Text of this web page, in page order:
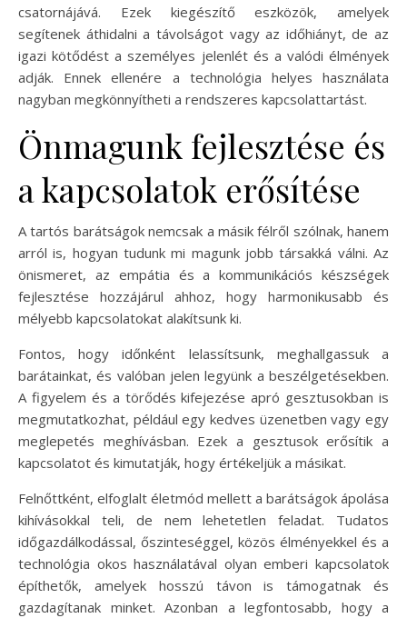
csatornájává. Ezek kiegészítő eszközök, amelyek
segítenek áthidalni a távolságot vagy az időhiányt, de az
igazi kötődést a személyes jelenlét és a valódi élmények
adják. Ennek ellenére a technológia helyes használata
nagyban megkönnyítheti a rendszeres kapcsolattartást.
Önmagunk fejlesztése és
a kapcsolatok erősítése
A tartós barátságok nemcsak a másik félről szólnak, hanem
arról is, hogyan tudunk mi magunk jobb társakká válni. Az
önismeret, az empátia és a kommunikációs készségek
fejlesztése hozzájárul ahhoz, hogy harmonikusabb és
mélyebb kapcsolatokat alakítsunk ki.
Fontos, hogy időnként lelassítsunk, meghallgassuk a
barátainkat, és valóban jelen legyünk a beszélgetésekben.
A figyelem és a törődés kifejezése apró gesztusokban is
megmutatkozhat, például egy kedves üzenetben vagy egy
meglepetés meghívásban. Ezek a gesztusok erősítik a
kapcsolatot és kimutatják, hogy értékeljük a másikat.
Felnőttként, elfoglalt életmód mellett a barátságok ápolása
kihívásokkal teli, de nem lehetetlen feladat. Tudatos
időgazdálkodással, őszinteséggel, közös élményekkel és a
technológia okos használatával olyan emberi kapcsolatok
építhetők, amelyek hosszú távon is támogatnak és
gazdagítanak minket. Azonban a legfontosabb, hogy a